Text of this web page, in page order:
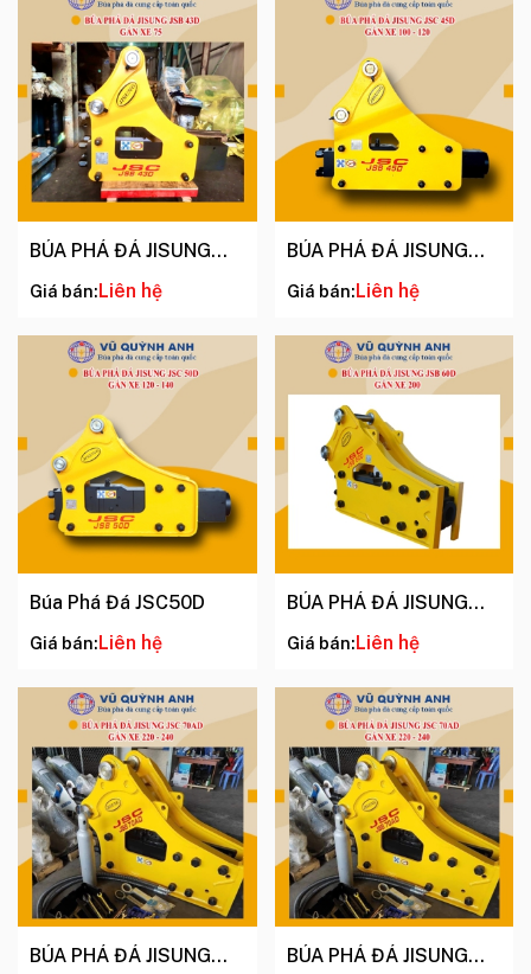
BÚA PHÁ ĐÁ JISUNG
Giá bán:Liên hệ
BÚA PHÁ ĐÁ JISUNG
Giá bán:Liên hệ
Búa Phá Đá JSC50D
Giá bán: Liên hệ
BÚA PHÁ ĐÁ JISUNG
Giá bán: Liên hệ
BÚA PHÁ ĐÁ JISUNG
BÚA PHÁ ĐÁ JISUNG